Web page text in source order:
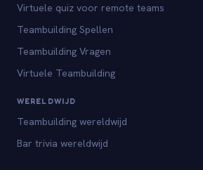
Virtuele quiz voor remote teams
Teambuilding Spellen
Teambuilding Vragen
Virtuele Teambuilding
WERELDWIJD
Teambuilding wereldwijd
Bar trivia wereldwijd